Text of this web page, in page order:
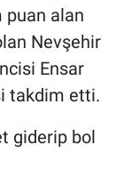
puan alan
Nevşehir
Ensar
takdim etti.
giderip bol